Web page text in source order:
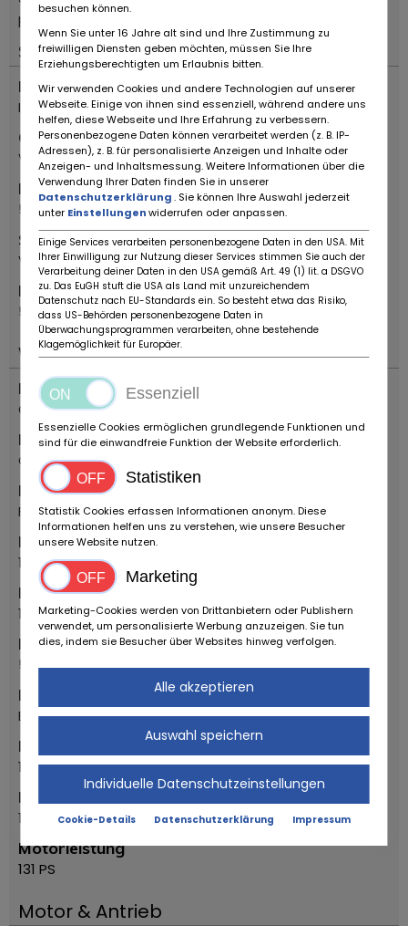
più vecchie.
Standort
Land
Italien
Ort
Vinci
PLZ
50059
Straße
Via Limitese
Hausnummer
56C
Wichtiges
Fahrzeugtyp
Oldtimer
Kategorie
Cabriolet
Marke
FIAT
Baujahr
1996
Erstzulassung Jahr
1996
Erstzulassung Monat
5
Modell
Barchetta
Modellbezeichnung
1.8
Hubraum
1747
Motorleistung
131 PS
Motor & Antrieb
besuchen können.
Wenn Sie unter 16 Jahre alt sind und Ihre Zustimmung zu
freiwilligen Diensten geben möchten, müssen Sie Ihre
Erziehungsberechtigten um Erlaubnis bitten.
Wir verwenden Cookies und andere Technologien auf unserer
Webseite. Einige von ihnen sind essenziell, während andere uns
helfen, diese Webseite und Ihre Erfahrung zu verbessern.
Personenbezogene Daten können verarbeitet werden (z. B. IP-
Adressen), z. B. für personalisierte Anzeigen und Inhalte oder
Anzeigen- und Inhaltsmessung. Weitere Informationen über die
Verwendung Ihrer Daten finden Sie in unserer
Datenschutzerklärung. Sie können Ihre Auswahl jederzeit
unter Einstellungenwiderrufen oder anpassen.
Einige Services verarbeiten personenbezogene Daten in den USA. Mit
Ihrer Einwilligung zur Nutzung dieser Services stimmen Sie auch der
Verarbeitung deiner Daten in den USA gemäß Art. 49 (1) lit. a DSGVO
zu. Das EuGH stuft die USA als Land mit unzureichendem
Datenschutz nach EU-Standards ein. So besteht etwa das Risiko,
dass US-Behörden personenbezogene Daten in
Überwachungsprogrammen verarbeiten, ohne bestehende
Klagemöglichkeit für Europäer.
Essenziell
Essenzielle Cookies ermöglichen grundlegende Funktionen und
sind für die einwandfreie Funktion der Website erforderlich.
Statistiken
Statistik Cookies erfassen Informationen anonym. Diese
Informationen helfen uns zu verstehen, wie unsere Besucher
unsere Website nutzen.
Marketing
Marketing-Cookies werden von Drittanbietern oder Publishern
verwendet, um personalisierte Werbung anzuzeigen. Sie tun
dies, indem sie Besucher über Websites hinweg verfolgen.
Alle akzeptieren
Auswahl speichern
Individuelle Datenschutzeinstellungen
Cookie-Details Datenschutzerklärung Impressum